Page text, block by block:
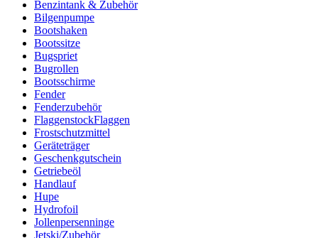
Benzintank & Zubehör
Bilgenpumpe
Bootshaken
Bootssitze
Bugspriet
Bugrollen
Bootsschirme
Fender
Fenderzubehör
FlaggenstockFlaggen
Frostschutzmittel
Geräteträger
Geschenkgutschein
Getriebeöl
Handlauf
Hupe
Hydrofoil
Jollenpersenninge
Jetski/Zubehör